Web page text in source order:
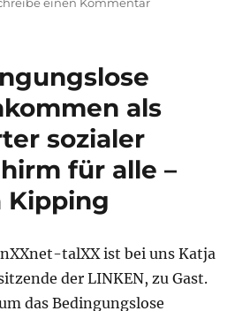
der
verankern!
als
sozialer
für alle –
Kipping
talXX ist bei uns Katja
der LINKEN, zu Gast.
das Bedingungslose